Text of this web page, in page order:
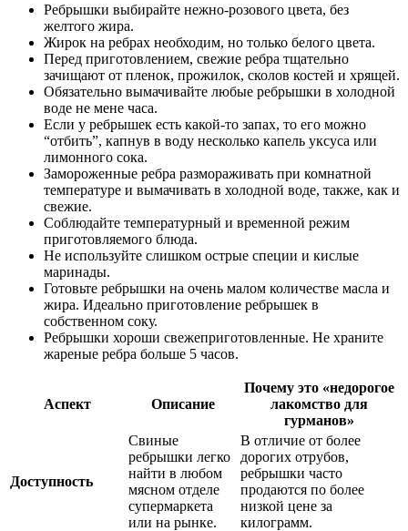
Ребрышки выбирайте нежно-розового цвета, без
желтого жира.
Жирок на ребрах необходим, но только белого цвета.
Перед приготовлением, свежие ребра тщательно
зачищают от пленок, прожилок, сколов костей и хрящей.
Обязательно вымачивайте любые ребрышки в холодной
воде не мене часа.
Если у ребрышек есть какой-то запах, то его можно
“отбить”, капнув в воду несколько капель уксуса или
лимонного сока.
Замороженные ребра размораживать при комнатной
температуре и вымачивать в холодной воде, также, как и
свежие.
Соблюдайте температурный и временной режим
приготовляемого блюда.
Не используйте слишком острые специи и кислые
маринады.
Готовьте ребрышки на очень малом количестве масла и
жира. Идеально приготовление ребрышек в
собственном соку.
Ребрышки хороши свежеприготовленные. Не храните
жареные ребра больше 5 часов.
Аспект Описание
Почему это «недорогое
лакомство для
гурманов»
Доступность
Свиные
ребрышки легко
найти в любом
мясном отделе
супермаркета
или на рынке.
В отличие от более
дорогих отрубов,
ребрышки часто
продаются по более
низкой цене за
килограмм.